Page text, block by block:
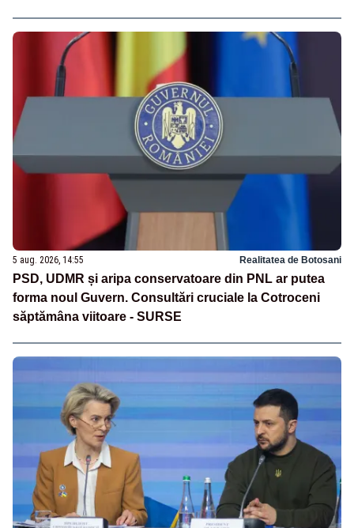
5 aug. 2026, 14:55 Realitatea de Botosani
PSD, UDMR și aripa conservatoare din PNL ar putea
forma noul Guvern. Consultări cruciale la Cotroceni
săptămâna viitoare - SURSE